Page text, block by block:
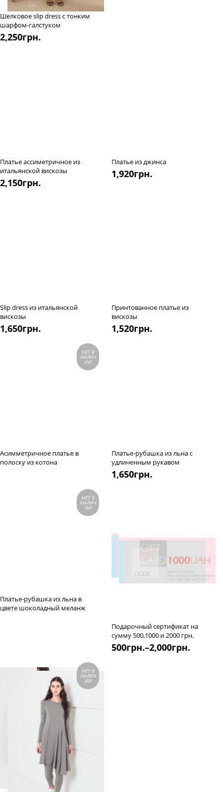
Шелковое slip dress с тонким
шарфом-галстуком
2,250грн.
Платье ассиметричное из
итальянской вискозы
2,150грн.
Платье из джинса
1,920грн.
Slip dress из итальянской
вискозы
1,650грн.
Принтованное платье из
вискозы
1,520грн.
НЕТ В
НАЛИЧ
ИИ
Асимметричное платье в
полоску из котона
Платье-рубашка из льна с
удлиненным рукавом
1,650грн.
НЕТ В
НАЛИЧ
ИИ
Платье-рубашка из льна в
цвете шоколадный меланж
Подарочный сертификат на
сумму 500,1000 и 2000 грн.
500грн.–2,000грн.
НЕТ В
НАЛИЧ
ИИ